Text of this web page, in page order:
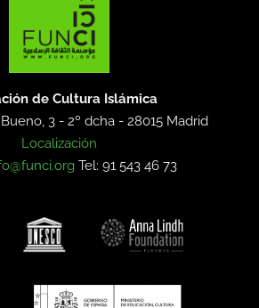
de Cultura Islámica
3 - 2º dcha -28015 Madrid
Localización
Tel: 91 543 46 73